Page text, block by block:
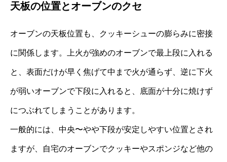
天板の位置とオーブンのクセ
オーブンの天板位置も、クッキーシューの膨らみに密接
に関係します。上火が強めのオーブンで最上段に入れる
と、表面だけが早く焦げて中まで火が通らず、逆に下火
が弱いオーブンで下段に入れると、底面が十分に焼けず
につぶれてしまうことがあります。
一般的には、中央〜やや下段が安定しやすい位置とされ
ますが、自宅のオーブンでクッキーやスポンジなど他の